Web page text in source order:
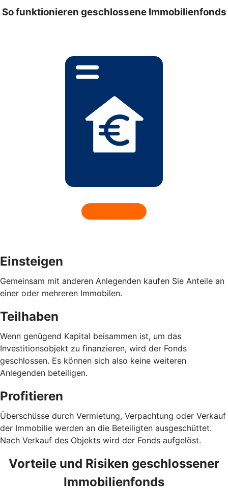
So funktionieren geschlossene Immobilienfonds
Einsteigen
Gemeinsam mit anderen Anlegenden kaufen Sie Anteile an
einer oder mehreren Immobilen.
Teilhaben
Wenn genügend Kapital beisammen ist, um das
Investitionsobjekt zu finanzieren, wird der Fonds
geschlossen. Es können sich also keine weiteren
Anlegenden beteiligen.
Profitieren
Überschüsse durch Vermietung, Verpachtung oder Verkauf
der Immobilie werden an die Beteiligten ausgeschüttet.
Nach Verkauf des Objekts wird der Fonds aufgelöst.
Vorteile und Risiken geschlossener
Immobilienfonds